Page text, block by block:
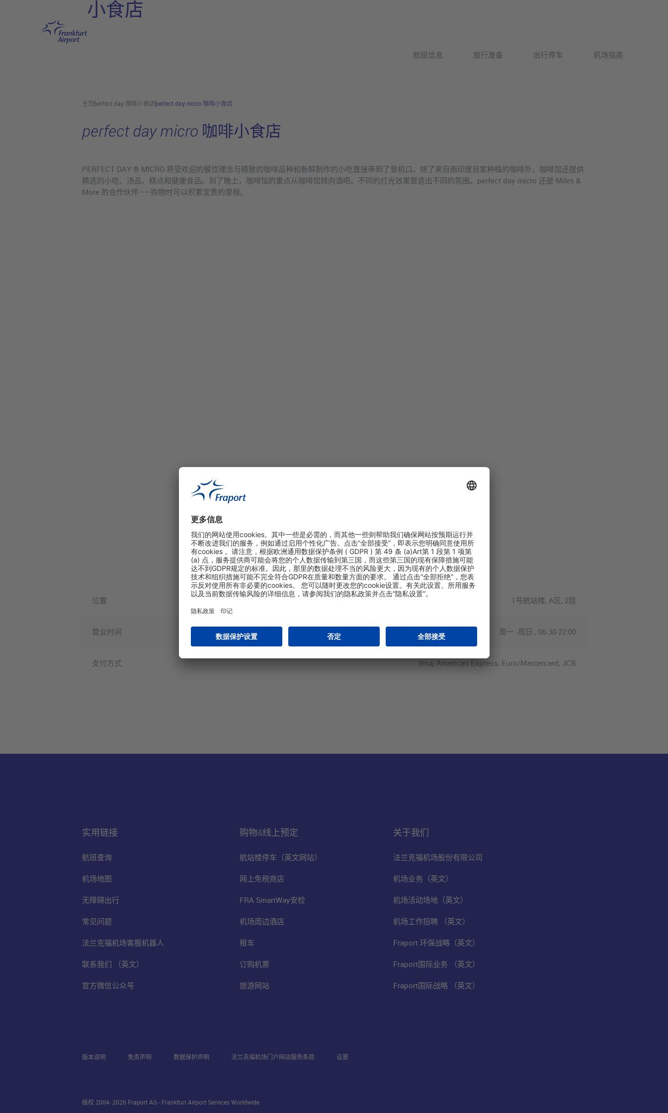
航班信息 旅行准备 出行停车 机场指南
小食店
主页perfect day 咖啡小食店perfect day micro 咖啡小食店
perfect day micro 咖啡小食店
PERFECT DAY ® MICRO 将受欢迎的餐饮理念与精致的咖啡品种和新鲜制作的小吃直接带到了登机口。除了来自南印度自家种植的咖啡外，咖啡馆还提供
精选的小吃、汤品、糕点和健康食品。到了晚上，咖啡馆的重点从咖啡馆转向酒吧。不同的灯光效果营造出不同的氛围。perfect day micro 还是 Miles &
More 的合作伙伴——购物时可以积累宝贵的里程。
位置 1号航站楼, A区, 2层
营业时间 周一.-周日., 06:30-22:00
支付方式 Visa, American Express, Euro/Mastercard, JCB
实用链接
航班查询
机场地图
无障碍出行
常见问题
法兰克福机场客服机器人
联系我们 （英文）
官方微信公众号
购物&线上预定
航站楼停车（英文网站）
网上免税商店
FRA SmartWay安检
机场周边酒店
租车
订购机票
旅游网站
关于我们
法兰克福机场股份有限公司
机场业务（英文）
机场活动场地（英文）
机场工作招聘 （英文）
Fraport 环保战略（英文）
Fraport国际业务 （英文）
Fraport国际战略 （英文）
版本说明 免责声明 数据保护声明 法兰克福机场门户网站服务条款 设置
版权 2004- 2026 Fraport AG - Frankfurt Airport Services Worldwide